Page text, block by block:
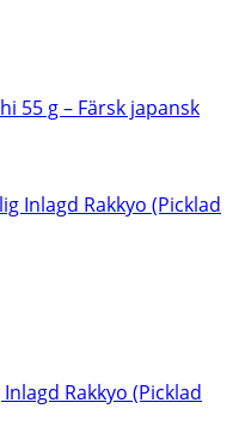
55 g – Färsk japansk
Rakkyo (Picklad